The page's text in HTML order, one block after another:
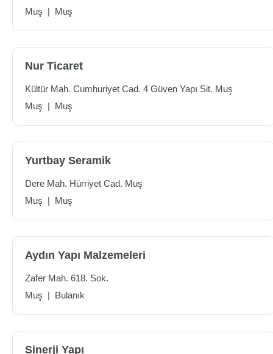
Muş | Muş
Nur Ticaret
Kültür Mah. Cumhuriyet Cad. 4 Güven Yapı Sit. Muş
Muş | Muş
Yurtbay Seramik
Dere Mah. Hürriyet Cad. Muş
Muş | Muş
Aydın Yapı Malzemeleri
Zafer Mah. 618. Sok.
Muş | Bulanık
Sinerji Yapı